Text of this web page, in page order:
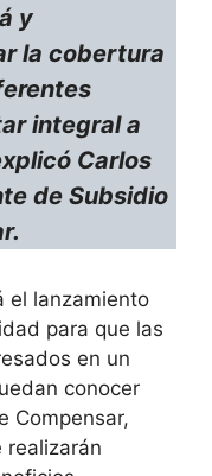
y
la cobertura
integral a
Carlos
de Subsidio
el lanzamiento
para que las
en un
conocer
Compensar,
realizarán